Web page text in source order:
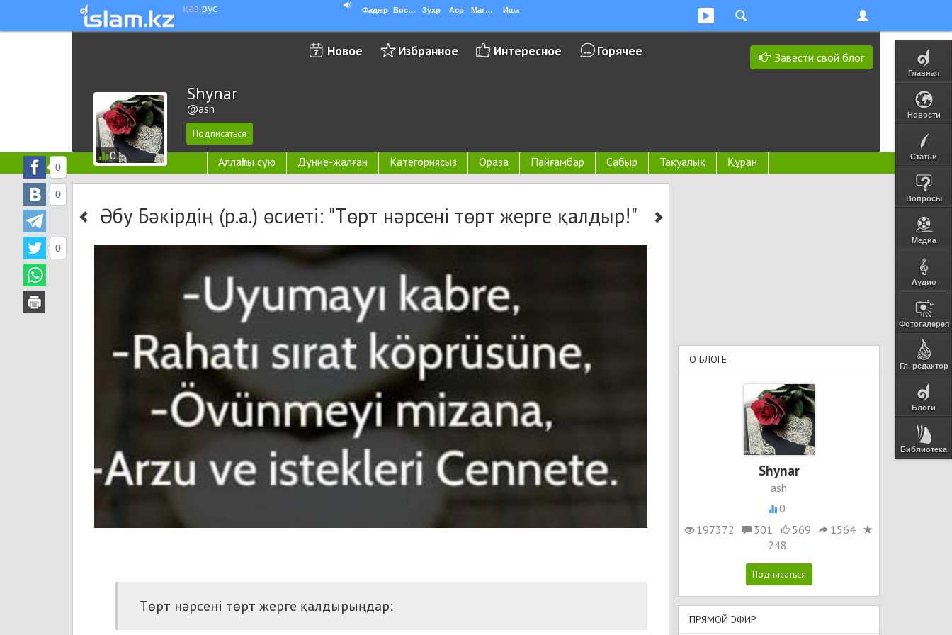
қаз рус Фаджр Восход Зухр Аср Магриб Иша
Главная
Новости
Статьи
Вопросы
Медиа
Аудио
Фотогалерея
Гл. редактор
Блоги
Библиотека
Завести свой блог
Новое Избранное Интересное Горячее
0
Shynar
@ash
Аллаһты сүю Дүние-жалған Категориясыз Ораза Пайғамбар Сабыр Тақуалық Құран
Әбу Бәкірдің (р.а.) өсиеті: "Төрт нәрсені төрт жерге қалдыр!"
0
0
0
Төрт нәрсені төрт жерге қалдырыңдар:
О БЛОГЕ
Shynar
ash
0
197372
301 569
1564
248
ПРЯМОЙ ЭФИР